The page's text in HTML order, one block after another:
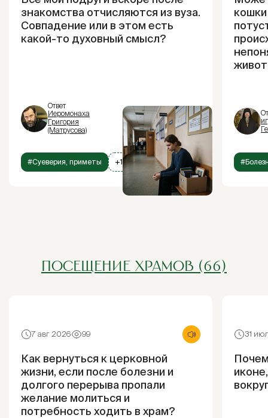
знакомства отчисляются из вуза.
Совпадение или в этом есть
какой-то духовный смысл?
Ответ
Иеромонаха
Григория
(Матрусова)
#Суеверия, приметы +1
ПОСЕЩЕНИЕ ХРАМОВ (66)
7 авг 2026 99
Как вернуться к церковной
жизни, если после болезни и
долгого перерыва пропали
желание молиться и
потребность ходить в храм?
31